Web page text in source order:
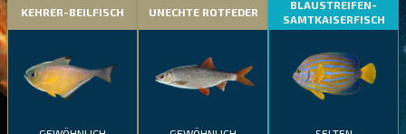
KEHRER-BEILFISCH UNECHTE ROTFEDER
BLAUSTREIFEN-
SAMTKAISERFISCH